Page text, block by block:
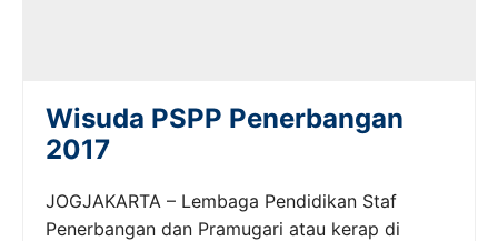
Wisuda PSPP Penerbangan
2017
JOGJAKARTA – Lembaga Pendidikan Staf
Penerbangan dan Pramugari atau kerap di